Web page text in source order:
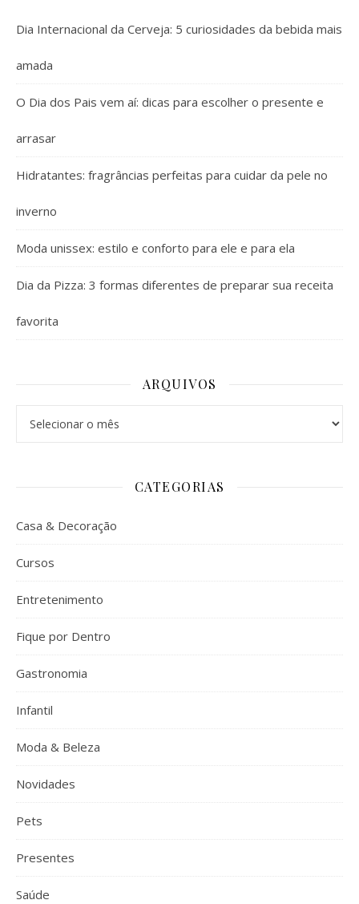
Dia Internacional da Cerveja: 5 curiosidades da bebida mais
amada
O Dia dos Pais vem aí: dicas para escolher o presente e
arrasar
Hidratantes: fragrâncias perfeitas para cuidar da pele no
inverno
Moda unissex: estilo e conforto para ele e para ela
Dia da Pizza: 3 formas diferentes de preparar sua receita
favorita
ARQUIVOS
CATEGORIAS
Casa & Decoração
Cursos
Entretenimento
Fique por Dentro
Gastronomia
Infantil
Moda & Beleza
Novidades
Pets
Presentes
Saúde